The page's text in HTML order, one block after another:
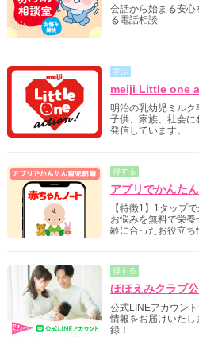
会話から始まる安
る電話相談
学ぶ
meiji Little one
明治の乳幼児ミルク
子供、家族、社会
発信しています。
得する
アプリでかんた
【特徴1】1タップ
お悩みを無料で栄
齢に合ったお役立ち
得する
ほほえみクラブ
公式LINEアカウン
情報をお届けいた
録！